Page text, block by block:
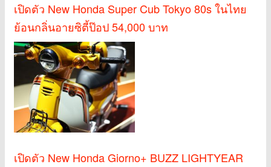
เปิดตัว New Honda Super Cub Tokyo 80s ในไทย
ย้อนกลิ่นอายซิตี้ป๊อป 54,000 บาท
เปิดตัว New Honda Giorno+ BUZZ LIGHTYEAR